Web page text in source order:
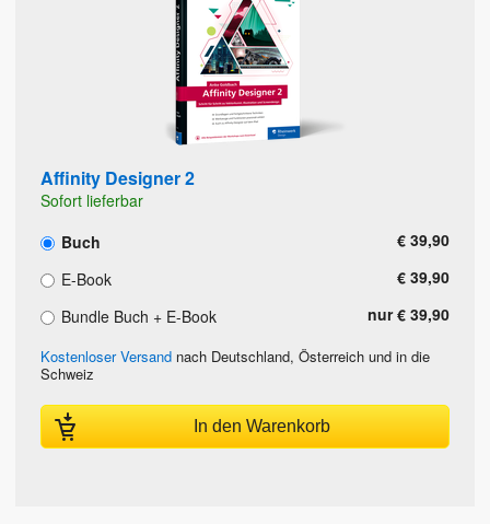
Affinity Designer 2
Sofort lieferbar
Buch
€ 39,90
E-Book
€ 39,90
Bundle Buch + E-Book
nur € 39,90
Kostenloser Versand nach Deutschland, Österreich und in die
Schweiz
In den Warenkorb